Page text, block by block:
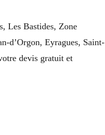
Les Bastides, Zone
d’Orgon, Eyragues, Saint-
devis gratuit et